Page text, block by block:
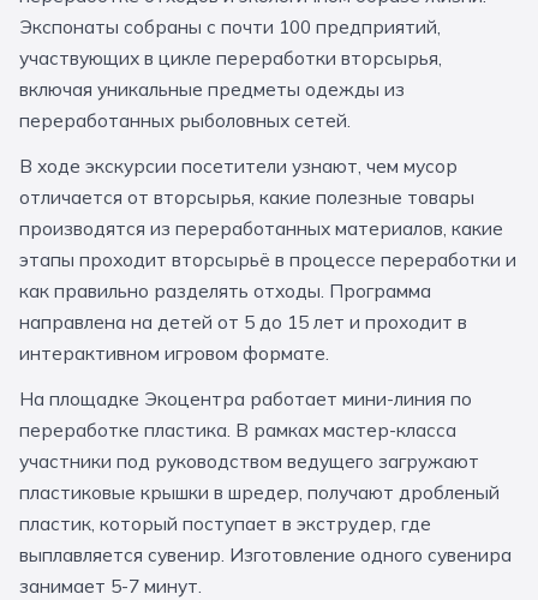
За кулисами театров
Усадьбы и заповедники Экологические
Народные промыслы Интерактивные
Квесты Мастер-классы
🎓 ПО КЛАССАМ
Все классы
Дошкольники
5 класс 6 класс
8 класс
9 класс 10 класс
11 класс
Великий Новгород Алтай Архангельск
Рязань Мурманск Волгоград
Экспонаты собраны с почти 100 предприятий,
участвующих в цикле переработки вторсырья,
включая уникальные предметы одежды из
переработанных рыболовных сетей.
В ходе экскурсии посетители узнают, чем мусор
отличается от вторсырья, какие полезные товары
производятся из переработанных материалов, какие
этапы проходит вторсырьё в процессе переработки и
как правильно разделять отходы. Программа
направлена на детей от 5 до 15 лет и проходит в
интерактивном игровом формате.
На площадке Экоцентра работает мини-линия по
переработке пластика. В рамках мастер-класса
участники под руководством ведущего загружают
пластиковые крышки в шредер, получают дробленый
пластик, который поступает в экструдер, где
выплавляется сувенир. Изготовление одного сувенира
занимает 5-7 минут.